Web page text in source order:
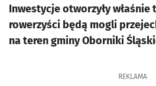
Inwestycje otworzyły
rowerzyści będą mogli
na teren gminy Oborniki
REKLAMA